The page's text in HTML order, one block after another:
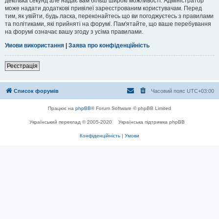
може надати додаткові привілеї зареєстрованим користувачам. Перед
тим, як увійти, будь ласка, переконайтесь що ви погоджуєтесь з правилами
та політиками, які прийняті на форумі. Пам'ятайте, що ваше перебування
на форумі означає вашу згоду з усіма правилами.
Умови використання | Заява про конфіденційність
Реєстрація
Список форумів Часовий пояс UTC+03:00
Працює на phpBB® Forum Software © phpBB Limited
Український переклад © 2005-2020 Українська підтримка phpBB
Конфіденційність | Умови